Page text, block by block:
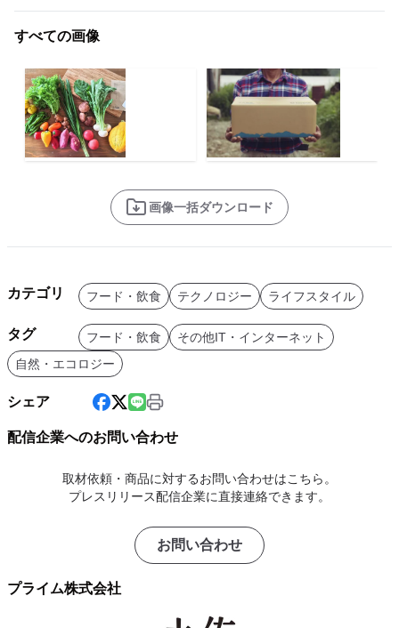
すべての画像
画像一括ダウンロード
カテゴリ フード・飲食 テクノロジー ライフスタイル
タグ フード・飲食
その他IT・インターネット
自然・エコロジー
シェア
配信企業へのお問い合わせ
取材依頼・商品に対するお問い合わせはこちら。
プレスリリース配信企業に直接連絡できます。
お問い合わせ
プライム株式会社